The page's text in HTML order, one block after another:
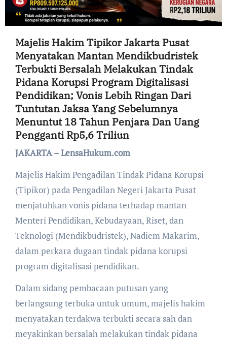
Majelis Hakim Tipikor Jakarta Pusat
Menyatakan Mantan Mendikbudristek
Terbukti Bersalah Melakukan Tindak
Pidana Korupsi Program Digitalisasi
Pendidikan; Vonis Lebih Ringan Dari
Tuntutan Jaksa Yang Sebelumnya
Menuntut 18 Tahun Penjara Dan Uang
Pengganti Rp5,6 Triliun
JAKARTA – LensaHukum.com
Majelis Hakim Pengadilan Tindak Pidana Korupsi
(Tipikor) pada Pengadilan Negeri Jakarta Pusat
menjatuhkan vonis pidana terhadap mantan
Menteri Pendidikan, Kebudayaan, Riset, dan
Teknologi (Mendikbudristek), Nadiem Makarim,
dalam perkara dugaan tindak pidana korupsi
program digitalisasi pendidikan.
Dalam sidang pembacaan putusan yang
berlangsung terbuka untuk umum, majelis hakim
menyatakan terdakwa terbukti secara sah dan
meyakinkan bersalah melakukan tindak pidana